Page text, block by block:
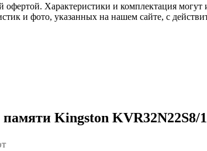
Характеристики и комплектация могут
и фото, указанных на нашем сайте, с
Kingston